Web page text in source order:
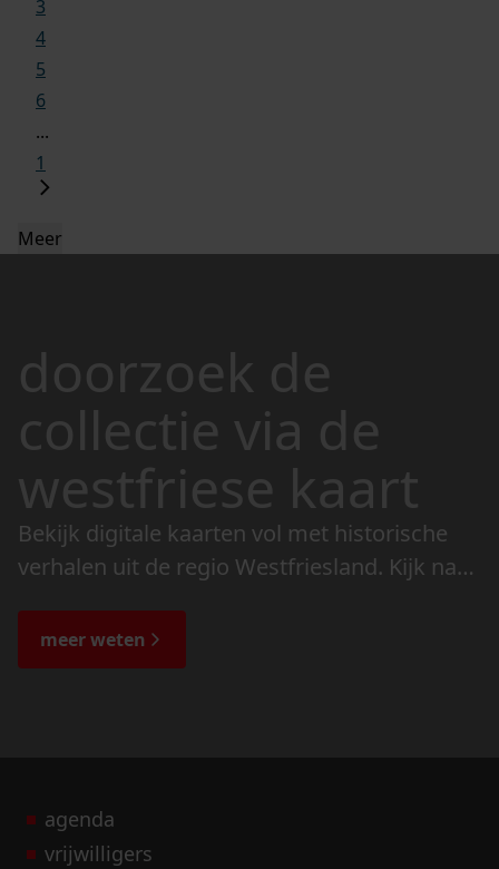
3
4
5
6
...
1
Meer
doorzoek de
collectie via de
westfriese kaart
Bekijk digitale kaarten vol met historische
verhalen uit de regio Westfriesland. Kijk naar
de bijzondere verhalen.
meer weten
agenda
vrijwilligers